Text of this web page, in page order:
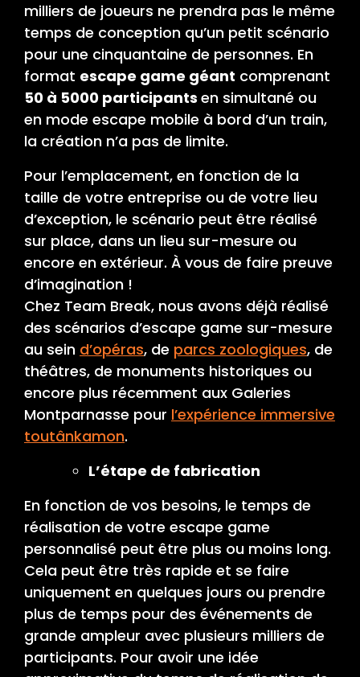
milliers de joueurs ne prendra pas le même
temps de conception qu’un petit scénario
pour une cinquantaine de personnes. En
format escape game géant comprenant
50 à 5000 participants en simultané ou
en mode escape mobile à bord d’un train,
la création n’a pas de limite.
Pour l’emplacement, en fonction de la
taille de votre entreprise ou de votre lieu
d’exception, le scénario peut être réalisé
sur place, dans un lieu sur-mesure ou
encore en extérieur. À vous de faire preuve
d’imagination !
Chez Team Break, nous avons déjà réalisé
des scénarios d’escape game sur-mesure
au sein d’opéras, de parcs zoologiques, de
théâtres, de monuments historiques ou
encore plus récemment aux Galeries
Montparnasse pour l’expérience immersive
toutânkamon.
L’étape de fabrication
En fonction de vos besoins, le temps de
réalisation de votre escape game
personnalisé peut être plus ou moins long.
Cela peut être très rapide et se faire
uniquement en quelques jours ou prendre
plus de temps pour des événements de
grande ampleur avec plusieurs milliers de
participants. Pour avoir une idée